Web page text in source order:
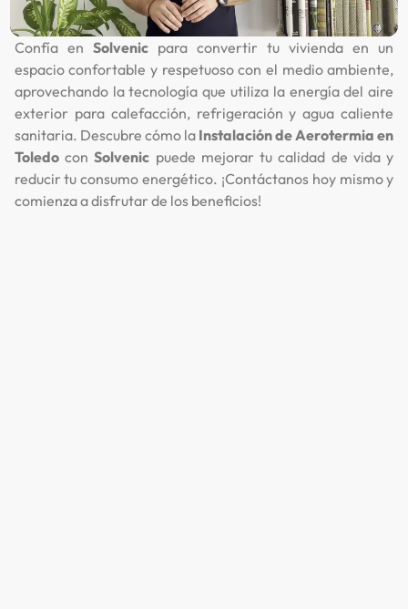
Confía en Solvenicpara convertir tu vivienda en un
espacio confortable y respetuoso con el medio ambiente,
aprovechando la tecnología que utiliza la energía del aire
exterior para calefacción, refrigeración y agua caliente
sanitaria. Descubre cómo la Instalación de Aerotermia en
ToledoconSolvenic puede mejorar tu calidad de vida y
reducir tu consumo energético. ¡Contáctanos hoy mismo y
comienza a disfrutar de los beneficios!